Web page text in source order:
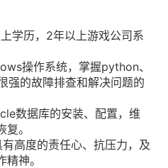
学历，2年以上游戏公司系
操作系统，掌握python、
强的故障排查和解决问题的
数据库的安装、配置，维
。
高度的责任心、抗压力，及
神。